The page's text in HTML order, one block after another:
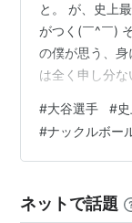
と。 が、史上
がつく(￣^￣)
の僕が思う、
は全く申し分
に身に付けて欲
(^.^)= あと、出
らも肘に負担
ォークや速いナ
#大谷選手 #
#ナックルボー
ネットで話題